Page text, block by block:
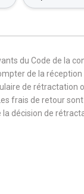
du Code de la
de la
de rétractation
frais de retour
décision de